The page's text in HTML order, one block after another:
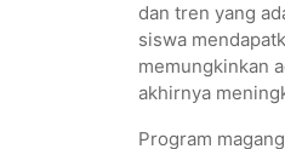
dan tren yang
siswa
memungkinkan
akhirnya
Program